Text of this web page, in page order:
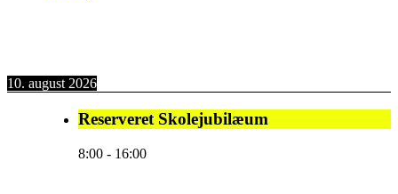
10. august 2026
Reserveret Skolejubilæum
8:00 - 16:00